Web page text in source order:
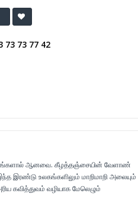
73 73 77 42
ஆனவை. கீழத்தஞ்சையின் வேளாண்
இரண்டு உலகங்களிலும் மாறிமாறி அலையும்
கவித்துவம் வழியாக மேலெழும்